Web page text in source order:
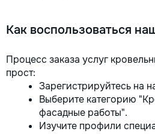
Как воспользоваться
Процесс заказа услуг
прост:
Зарегистрируйтесь на
Выберите категорию
фасадные работы".
Изучите профили